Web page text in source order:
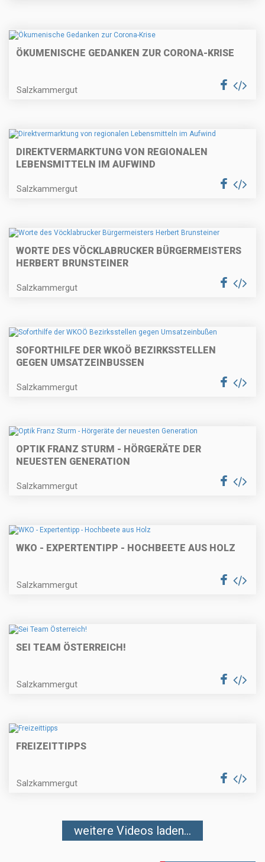
ÖKUMENISCHE GEDANKEN ZUR CORONA-KRISE
Salzkammergut
DIREKTVERMARKTUNG VON REGIONALEN
LEBENSMITTELN IM AUFWIND
Salzkammergut
WORTE DES VÖCKLABRUCKER BÜRGERMEISTERS
HERBERT BRUNSTEINER
Salzkammergut
SOFORTHILFE DER WKOÖ BEZIRKSSTELLEN
GEGEN UMSATZEINBUSSEN
Salzkammergut
OPTIK FRANZ STURM - HÖRGERÄTE DER
NEUESTEN GENERATION
Salzkammergut
WKO - EXPERTENTIPP - HOCHBEETE AUS HOLZ
Salzkammergut
SEI TEAM ÖSTERREICH!
Salzkammergut
FREIZEITTIPPS
Salzkammergut
weitere Videos laden...